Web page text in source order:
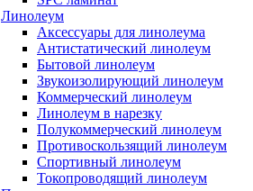
Линолеум
Аксессуары для линолеума
Антистатический линолеум
Бытовой линолеум
Звукоизолирующий линолеум
Коммерческий линолеум
Линолеум в нарезку
Полукоммерческий линолеум
Противоскользящий линолеум
Спортивный линолеум
Токопроводящий линолеум